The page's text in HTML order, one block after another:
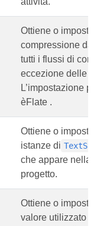
Ottiene o imposta
compressione da
tutti i flussi di
eccezione delle
L’impostazione
èFlate .
Ottiene o imposta
istanze di
che appare nella
progetto.
Ottiene o imposta
valore utilizzato